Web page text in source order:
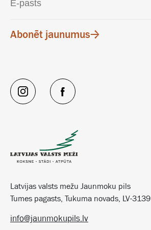
Latvijas valsts mežu Jaunmoku pils
Tumes pagasts, Tukuma novads, LV-3139
Abonēt jaunumus
info@jaunmokupils.lv